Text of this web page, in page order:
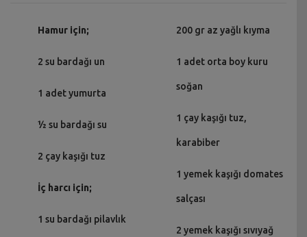
Hamur için;
2 su bardağı un
1 adet yumurta
½ su bardağı su
2 çay kaşığı tuz
İç harcı için;
1 su bardağı pilavlık
200 gr az yağlı kıyma
1 adet orta boy kuru
soğan
1 çay kaşığı tuz,
karabiber
1 yemek kaşığı domates
salçası
2 yemek kaşığı sıvıyağ